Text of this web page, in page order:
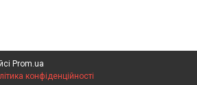
Prom.ua
конфіденційності